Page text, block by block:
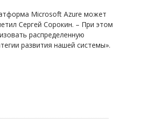
Microsoft Azure может
Сергей Сорокин. – При этом
распределенную
развития нашей системы».